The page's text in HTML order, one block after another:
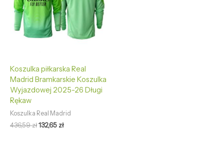
Koszulka piłkarska Real
Madrid Bramkarskie Koszulka
Wyjazdowej 2025-26 Długi
Rękaw
Koszulka Real Madrid
436,59zł132,65 zł